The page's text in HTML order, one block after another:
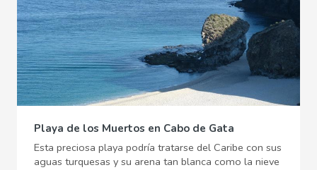
Playa de los Muertos en Cabo de Gata
Esta preciosa playa podría tratarse del Caribe con sus
aguas turquesas y su arena tan blanca como la nieve